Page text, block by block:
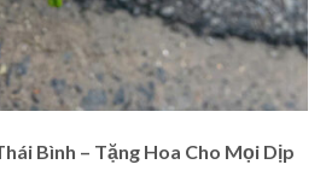
Bình – Tặng Hoa Cho Mọi Dịp